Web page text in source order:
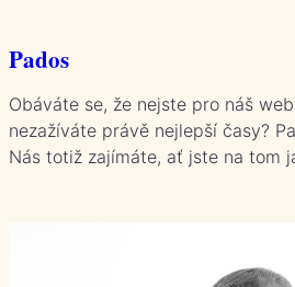
na
obsah
Pados
Obáváte se, že nejste pro náš
nezažíváte právě nejlepší časy?
Nás totiž zajímáte, ať jste na tom